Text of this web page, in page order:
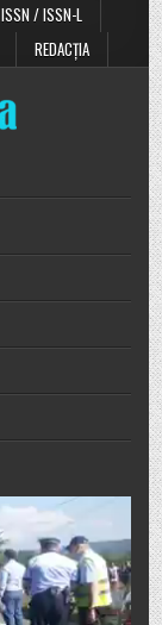
ISSN / ISSN-L
REDACȚIA